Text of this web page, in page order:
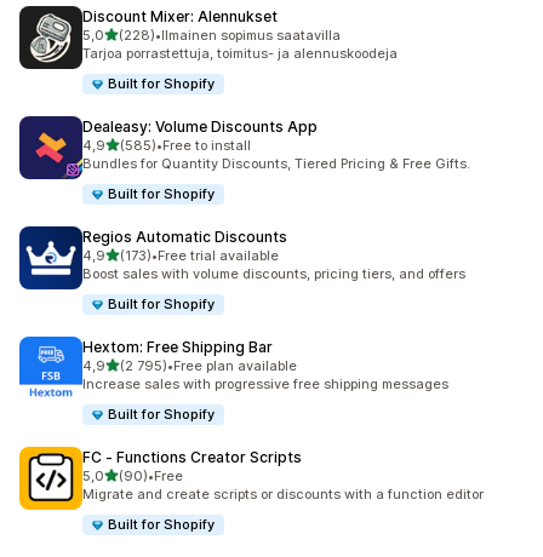
Discount Mixer: Alennukset
5,0/ 5 tähteä
(228)
228 arvostelua yhteensä
•Ilmainen sopimus saatavilla
Tarjoa porrastettuja, toimitus- ja alennuskoodeja
Built for Shopify
Dealeasy: Volume Discounts App
4,9/ 5 tähteä
(585)
585 arvostelua yhteensä
•Free to install
Bundles for Quantity Discounts, Tiered Pricing & Free Gifts.
Built for Shopify
Regios Automatic Discounts
4,9/ 5 tähteä
(173)
173 arvostelua yhteensä
•Free trial available
Boost sales with volume discounts, pricing tiers, and offers
Built for Shopify
Hextom: Free Shipping Bar
4,9/ 5 tähteä
(2 795)
2795 arvostelua yhteensä
•Free plan available
Increase sales with progressive free shipping messages
Built for Shopify
FC ‑ Functions Creator Scripts
5,0/ 5 tähteä
(90)
90 arvostelua yhteensä
•Free
Migrate and create scripts or discounts with a function editor
Built for Shopify